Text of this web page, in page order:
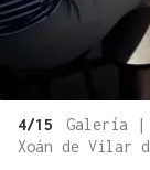
4/15
Galería |
Xoán de Vilar